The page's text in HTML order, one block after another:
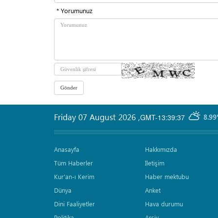
* Yorumunuz
GMT-13:39:37
Friday 07 August 2026 ,
Anasayfa
Tüm Haberler
Kur'an-ı Kerim
Dünya
Dini Faaliyetler
Hakkımızda
İletişim
Haber mektubu
Anket
Hava durumu